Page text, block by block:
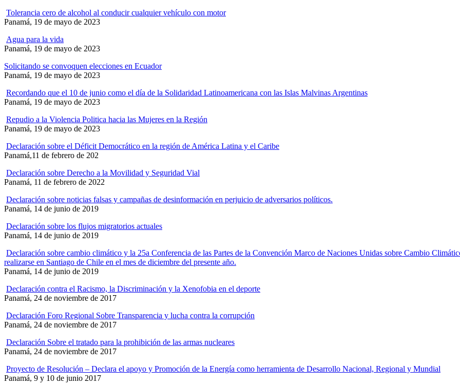
Tolerancia cero de alcohol al conducir cualquier vehículo con motor
Panamá, 19 de mayo de 2023
Agua para la vida
Panamá, 19 de mayo de 2023
Solicitando se convoquen elecciones en Ecuador
Panamá, 19 de mayo de 2023
Recordando que el 10 de junio como el día de la Solidaridad Latinoamericana con las Islas Malvinas Argentinas
Panamá, 19 de mayo de 2023
Repudio a la Violencia Politica hacia las Mujeres en la Región
Panamá, 19 de mayo de 2023
Declaración sobre el Déficit Democrático en la región de América Latina y el Caribe
Panamá,11 de febrero de 202
Declaración sobre Derecho a la Movilidad y Seguridad Vial
Panamá, 11 de febrero de 2022
Declaración sobre noticias falsas y campañas de desinformación en perjuicio de adversarios políticos.
Panamá, 14 de junio de 2019
Declaración sobre los flujos migratorios actuales
Panamá, 14 de junio de 2019
Declaración sobre cambio climático y la 25a Conferencia de las Partes de la Convención Marco de Naciones Unidas sobre Cambio
realizarse en Santiago de Chile en el mes de diciembre del presente año.
Panamá, 14 de junio de 2019
Declaración contra el Racismo, la Discriminación y la Xenofobia en el deporte
Panamá, 24 de noviembre de 2017
Declaración Foro Regional Sobre Transparencia y lucha contra la corrupción
Panamá, 24 de noviembre de 2017
Declaración Sobre el tratado para la prohibición de las armas nucleares
Panamá, 24 de noviembre de 2017
Proyecto de Resolución – Declara el apoyo y Promoción de la Energía como herramienta de Desarrollo Nacional, Regional y Mundial
Panamá, 9 y 10 de junio 2017